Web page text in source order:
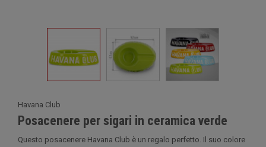
Havana Club
Posacenere per sigari in ceramica verde
Questo posacenere Havana Club è un regalo perfetto. Il suo colore